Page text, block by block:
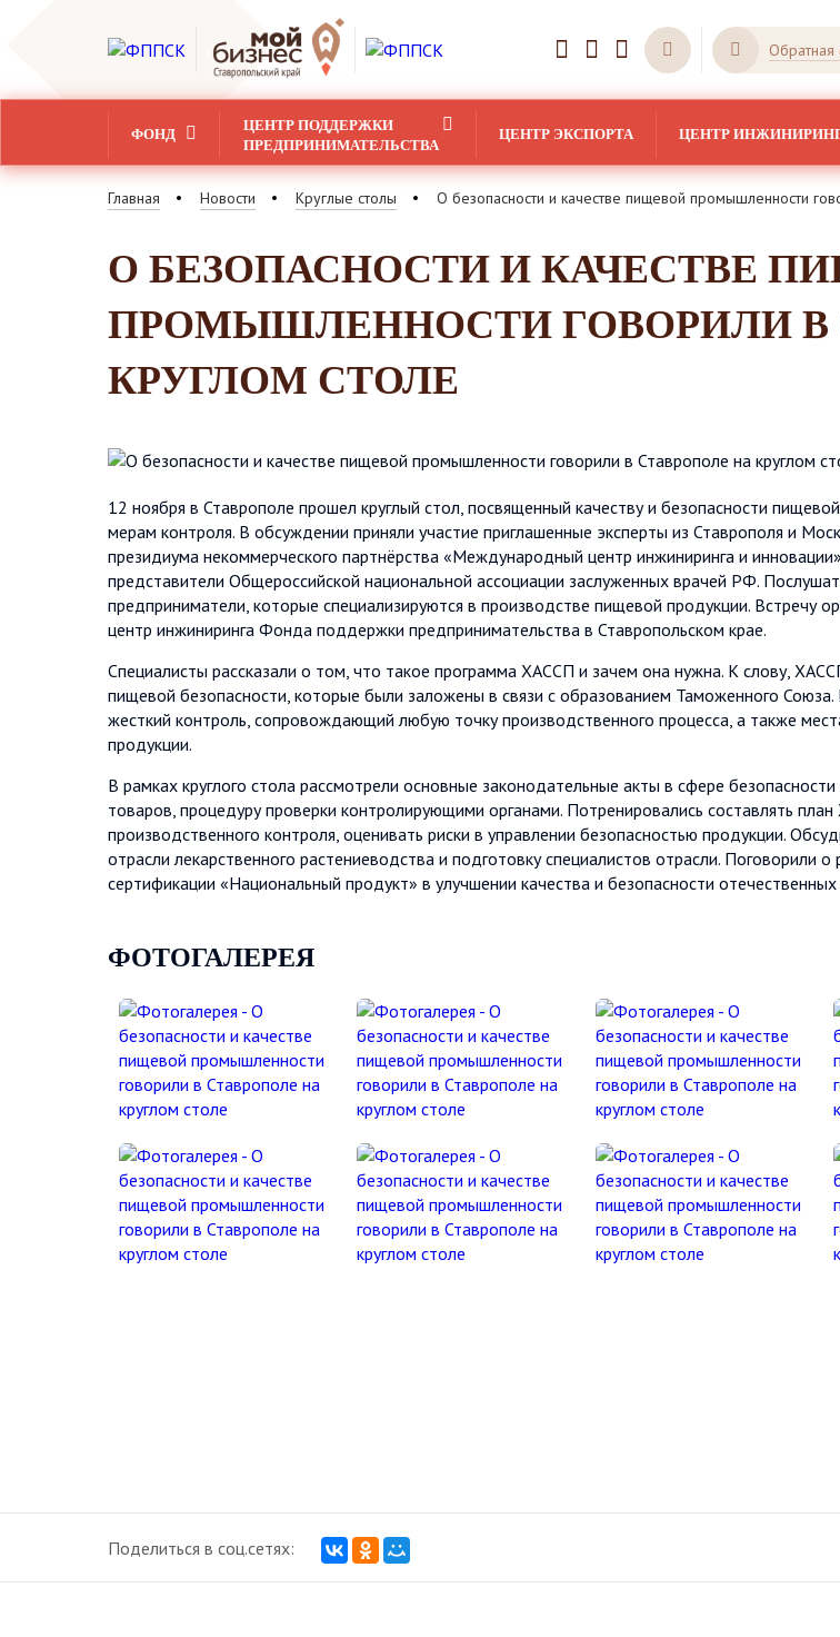
Обратная
ФОНД
ЦЕНТР ПОДДЕРЖКИ
ПРЕДПРИНИМАТЕЛЬСТВА
ЦЕНТР ЭКСПОРТА ЦЕНТР
Главная Новости Круглые столы О безопасности и качестве пищевой промышленности
О БЕЗОПАСНОСТИ И КАЧЕСТВЕ
ПРОМЫШЛЕННОСТИ ГОВОРИЛИ В
КРУГЛОМ СТОЛЕ
12 ноября в Ставрополе прошел круглый стол, посвященный качеству и безопасности
мерам контроля. В обсуждении приняли участие приглашенные эксперты из Ставрополя и
президиума некоммерческого партнёрства «Международный центр инжиниринга и
представители Общероссийской национальной ассоциации заслуженных врачей РФ.
предприниматели, которые специализируются в производстве пищевой продукции. Встречу
центр инжиниринга Фонда поддержки предпринимательства в Ставропольском крае.
Специалисты рассказали о том, что такое программа ХАССП и зачем она нужна. К слову,
пищевой безопасности, которые были заложены в связи с образованием Таможенного Союза.
жесткий контроль, сопровождающий любую точку производственного процесса, а также
продукции.
В рамках круглого стола рассмотрели основные законодательные акты в сфере
товаров, процедуру проверки контролирующими органами. Потренировались составлять
производственного контроля, оценивать риски в управлении безопасностью продукции.
отрасли лекарственного растениеводства и подготовку специалистов отрасли. Поговорили
сертификации «Национальный продукт» в улучшении качества и безопасности
ФОТОГАЛЕРЕЯ
Поделиться в соц.сетях: